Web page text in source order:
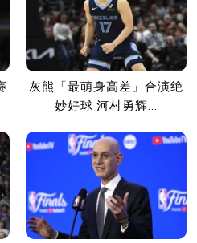
灰熊「最萌身高差」合演绝
妙好球 河村勇辉...